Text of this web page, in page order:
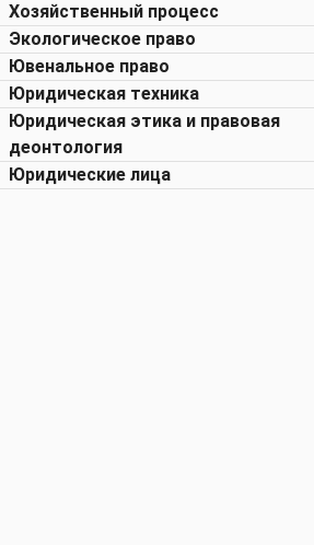
Хозяйственный процесс
Экологическое право
Ювенальное право
Юридическая техника
Юридическая этика и правовая
деонтология
Юридические лица